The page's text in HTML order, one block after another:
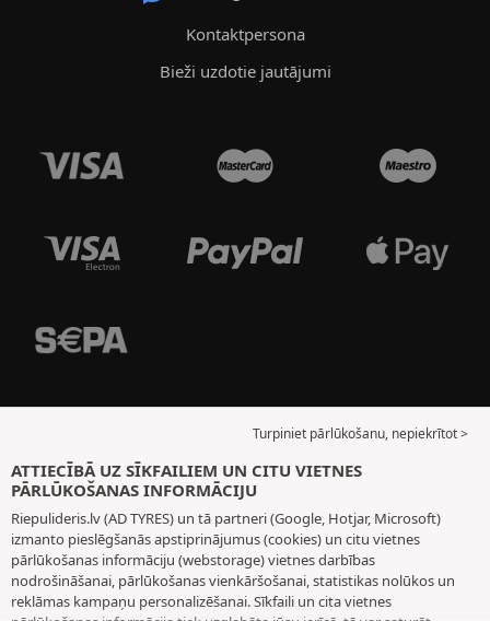
Kontaktpersona
Bieži uzdotie jautājumi
Turpiniet pārlūkošanu, nepiekrītot >
ATTIECĪBĀ UZ SĪKFAILIEM UN CITU VIETNES
PĀRLŪKOŠANAS INFORMĀCIJU
Riepulideris.lv (AD TYRES) un tā partneri (Google, Hotjar, Microsoft)
izmanto pieslēgšanās apstiprinājumus (cookies) un citu vietnes
pārlūkošanas informāciju (webstorage) vietnes darbības
nodrošināšanai, pārlūkošanas vienkāršošanai, statistikas nolūkos un
reklāmas kampaņu personalizēšanai. Sīkfaili un cita vietnes